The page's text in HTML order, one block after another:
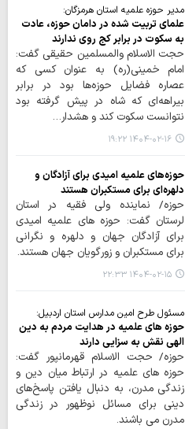
مدیر حوزه علمیه استان هرمزگان:
علمای تربیت شده در دامان حوزه، عادت
به سکوت در برابر کج روی ندارند
حجت الاسلام والمسلمین حقیقی گفت:
امام خمینی(ره) به عنوان کسی که
عصاره فضایل حوزه‌ها بود در برابر
بیراهه‌ای که شاه در پیش گرفته بود
نتوانست سکوت کند و هشدار…
۱۴۰۴-۰۲-۱۶ ۱۹:۲۲
حوزه‌های علمیه امیدی برای آزادگان و
دلهره‌ای برای مستکبران هستند
حوزه/ نماینده ولی فقیه در استان
لرستان گفت: حوزه های علمیه امیدی
برای آزادگان جهان و دلهره و نگرانی
برای مستکبران و زورگویان جهان هستند.
۱۴۰۴-۰۲-۱۵ ۲۲:۳۳
مسئول طرح امین مدارس استان اردبیل:
حوزه های علمیه در هدایت مردم به دین
الهی نقش به سزایی دارند
حوزه/ حجت الاسلام قهرمانپور گفت:
حوزه های علمیه در ارتباط میان دین و
زندگی مدرن، به دنبال یافتن پاسخ‌های
دینی برای مسائل نوظهور در زندگی
مدرن می باشند.